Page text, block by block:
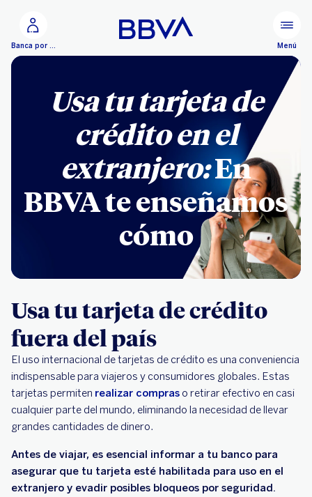
Banca por Internet Menú
Usa tu tarjeta de
crédito en el
extranjero:En
BBVA te enseñamos
cómo
Usa tu tarjeta de crédito
fuera del país
El uso internacional de tarjetas de crédito es una conveniencia
indispensable para viajeros y consumidores globales. Estas
tarjetas permiten realizar compras o retirar efectivo en casi
cualquier parte del mundo, eliminando la necesidad de llevar
grandes cantidades de dinero.
Antes de viajar, es esencial informar a tu banco para
asegurar que tu tarjeta esté habilitada para uso en el
extranjero y evadir posibles bloqueos por seguridad.